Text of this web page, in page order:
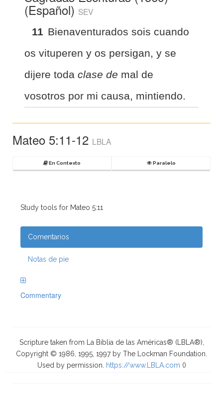
(Español) SEV
11 Bienaventurados sois cuando
os vituperen y os persigan, y se
dijere toda clase de mal de
vosotros por mi causa, mintiendo.
Mateo 5:11-12 LBLA
En Contexto Paralelo
Study tools for Mateo 5:11
Comentarios
Notas de pie
Commentary
Scripture taken from La Biblia de las Américas® (LBLA®),
Copyright © 1986, 1995, 1997 by The Lockman Foundation.
Used by permission.
https://www.LBLA.com ()